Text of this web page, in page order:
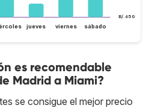
B/.650
jueves viernes sábado
es recomendable
Madrid a Miami?
se consigue el mejor precio